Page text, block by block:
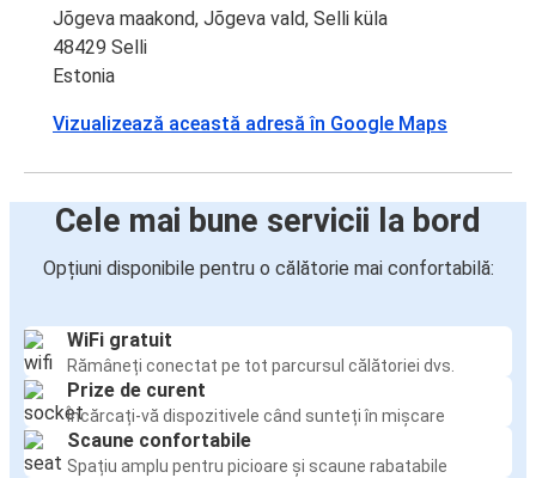
Jõgeva maakond, Jõgeva vald, Selli küla
48429 Selli
Estonia
Vizualizează această adresă în Google Maps
Cele mai bune servicii la bord
Opțiuni disponibile pentru o călătorie mai confortabilă:
WiFi gratuit
Rămâneți conectat pe tot parcursul călătoriei dvs.
Prize de curent
Încărcați-vă dispozitivele când sunteți în mișcare
Scaune confortabile
Spațiu amplu pentru picioare și scaune rabatabile